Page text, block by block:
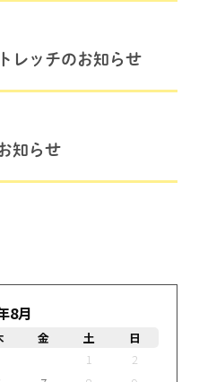
レッチのお知らせ
知らせ
8月
金 土
日
1
2